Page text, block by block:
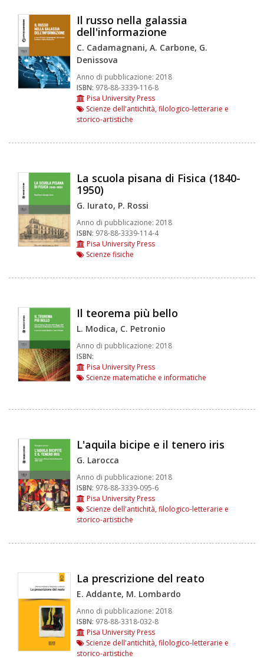
Il russo nella galassia
dell'informazione
C. Cadamagnani, A. Carbone, G.
Denissova
Anno di pubblicazione: 2018
ISBN: 978-88-3339-116-8
Pisa University Press
Scienze dell'antichità, filologico-letterarie e
storico-artistiche
La scuola pisana di Fisica (1840-
1950)
G. Iurato, P. Rossi
Anno di pubblicazione: 2018
ISBN: 978-88-3339-114-4
Pisa University Press
Scienze fisiche
Il teorema più bello
L. Modica, C. Petronio
Anno di pubblicazione: 2018
ISBN:
Pisa University Press
Scienze matematiche e informatiche
L'aquila bicipe e il tenero iris
G. Larocca
Anno di pubblicazione: 2018
ISBN: 978-88-3339-095-6
Pisa University Press
Scienze dell'antichità, filologico-letterarie e
storico-artistiche
La prescrizione del reato
E. Addante, M. Lombardo
Anno di pubblicazione: 2018
ISBN: 978-88-3318-032-8
Pisa University Press
Scienze dell'antichità, filologico-letterarie e
storico-artistiche